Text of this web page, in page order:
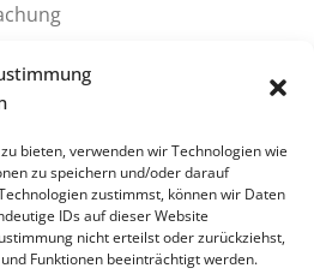
bieten, verwenden wir Technologien wie
zu speichern und/oder darauf
zustimmst, können wir Daten
IDs auf dieser Website
nicht erteilst oder zurückziehst,
Funktionen beeinträchtigt werden.
Beratung nach § 10
nach § 10 ProstSchG
Kilgert Telefon: 09281 721-
E-Mail:
hof.de Fachbereich: 303